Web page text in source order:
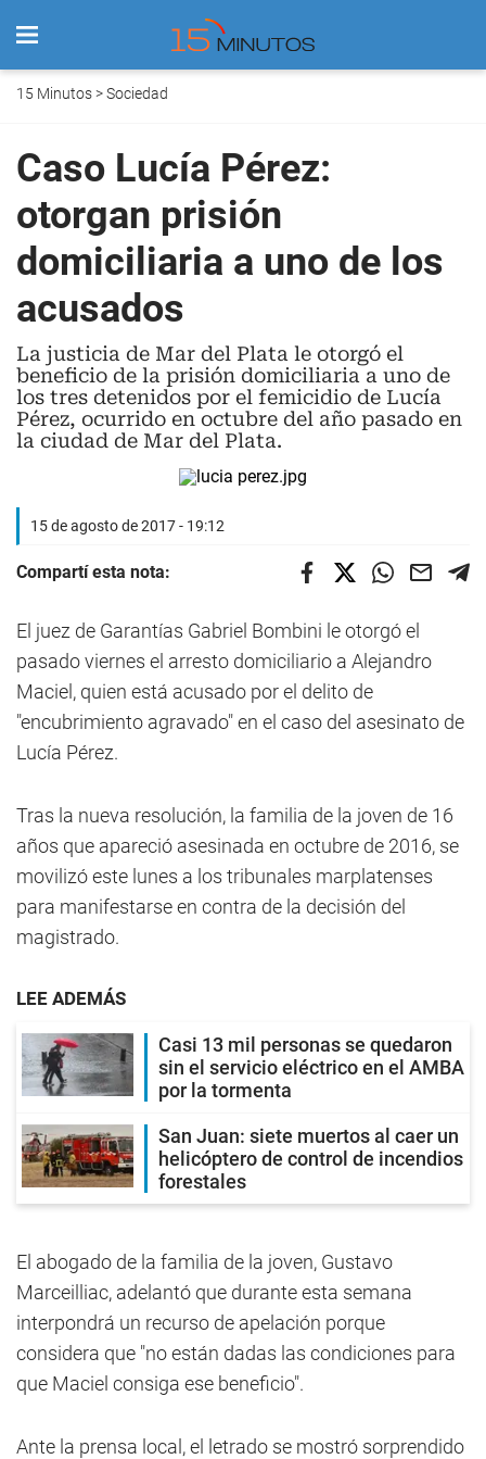
15 Minutos>Sociedad
Caso Lucía Pérez:
otorgan prisión
domiciliaria a uno de los
acusados
La justicia de Mar del Plata le otorgó el
beneficio de la prisión domiciliaria a uno de
los tres detenidos por el femicidio de Lucía
Pérez, ocurrido en octubre del año pasado en
la ciudad de Mar del Plata.
15 de agosto de 2017 - 19:12
Compartí esta nota:
El juez de Garantías Gabriel Bombini le otorgó el
pasado viernes el arresto domiciliario a Alejandro
Maciel, quien está acusado por el delito de
"encubrimiento agravado" en el caso del asesinato de
Lucía Pérez.
Tras la nueva resolución, la familia de la joven de 16
años que apareció asesinada en octubre de 2016, se
movilizó este lunes a los tribunales marplatenses
para manifestarse en contra de la decisión del
magistrado.
LEE ADEMÁS
Casi 13 mil personas se quedaron
sin el servicio eléctrico en el AMBA
por la tormenta
San Juan: siete muertos al caer un
helicóptero de control de incendios
forestales
El abogado de la familia de la joven, Gustavo
Marceilliac, adelantó que durante esta semana
interpondrá un recurso de apelación porque
considera que "no están dadas las condiciones para
que Maciel consiga ese beneficio".
Ante la prensa local, el letrado se mostró sorprendido